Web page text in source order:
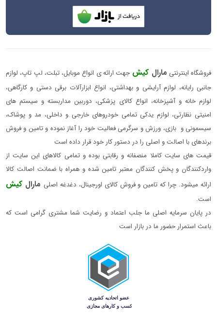
فروشگاه اینترنتی مارال کیش جهت ارائه ی انواع موبایل، تبلت، لپ تاپ، لوازم
جانبی رایانه، لوازم آرایشی و بهداشتی، انواع ابزارآلات برقی دستی و کارگاهی،
لوازم خانه و آشپزخانه، انواع کالای پزشکی، دوربین مداربسته و سیستم های
امنیتی نظارتی، لوازم یدکی تمامی خودروهای خارجی و داخلی، مد و پوشاک،
سیسمونی و بازی، ورزش و سرگرمی فعالیت خود را آغاز نموده و تامین و فروش
برندهای با اصالت و اصلی را در دستور کار خود قرار داده است
قیمت های سایت کاملا منصفانه و رقابتی بوده و تمامی کالاهای این سایت از
واردکنندگان و پخش کنندگان معتبر تامین شده و همراه با ضمانت اصالت کالا
ارائه میشود. چرا که تامین و فروش کالای اورجینال، دغدغه اصلی مارال کیش
است.
در پایان سرمایه اصلی ما جلب اعتماد و رضایت شما مشتری گرامی است که
باعث استمرار حضور ما در بازار است